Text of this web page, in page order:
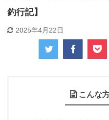
釣行記】
2025年4月22日
こんな